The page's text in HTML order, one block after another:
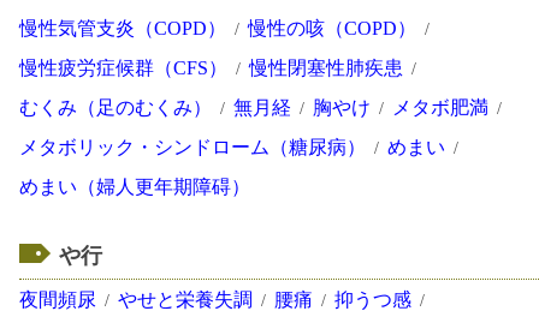
慢性気管支炎（COPD）
慢性の咳（COPD）
慢性疲労症候群（CFS）
慢性閉塞性肺疾患
むくみ（足のむくみ）
無月経 胸やけ
メタボ肥満
メタボリック・シンドローム（糖尿病）
めまい
めまい（婦人更年期障碍）
や行
夜間頻尿 やせと栄養失調 腰痛
抑うつ感